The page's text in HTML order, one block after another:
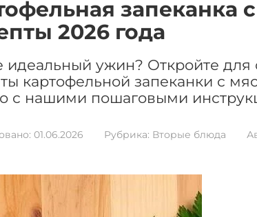
запеканка
2026 года
идеальный ужин? Откройте для
картофельной запеканки с
с нашими пошаговыми
01.06.2026 Рубрика: Вторые блюда